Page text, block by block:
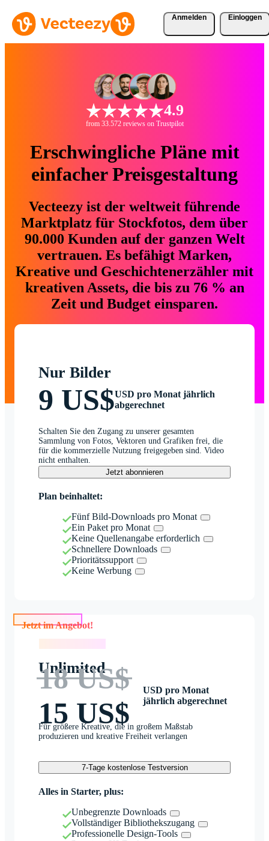
Anmelden Einloggen
4.9
from 33.572 reviews on Trustpilot
Erschwingliche Pläne mit
einfacher Preisgestaltung
Vecteezy ist der weltweit führende
Marktplatz für Stockfotos, dem über
90.000 Kunden auf der ganzen Welt
vertrauen. Es befähigt Marken,
Kreative und Geschichtenerzähler mit
kreativen Assets, die bis zu 76 % an
Zeit und Budget einsparen.
Nur Bilder
9 US$USD pro Monat jährlich
abgerechnet
Schalten Sie den Zugang zu unserer gesamten
Sammlung von Fotos, Vektoren und Grafiken frei, die
für die kommerzielle Nutzung freigegeben sind. Video
nicht enthalten.
Jetzt abonnieren
Plan beinhaltet:
Fünf Bild-Downloads pro Monat
Ein Paket pro Monat
Keine Quellenangabe erforderlich
Schnellere Downloads
Prioritätssupport
Keine Werbung
Jetzt im Angebot!
Unlimited
18 US$
15 US$
USD pro Monat
jährlich abgerechnet
Für größere Kreative, die in großem Maßstab
produzieren und kreative Freiheit verlangen
7-Tage kostenlose Testversion
Alles in Starter, plus:
Unbegrenzte Downloads
Vollständiger Bibliothekszugang
Professionelle Design-Tools